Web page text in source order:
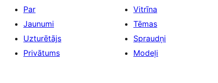
Par
Jaunumi
Uzturētājs
Privātums
Vitrīna
Tēmas
Spraudņi
Modeļi